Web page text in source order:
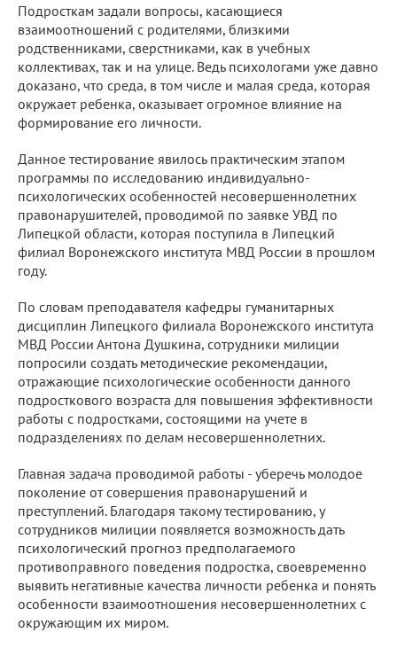
Подросткам задали вопросы, касающиеся
взаимоотношений с родителями, близкими
родственниками, сверстниками, как в учебных
коллективах, так и на улице. Ведь психологами уже давно
доказано, что среда, в том числе и малая среда, которая
окружает ребенка, оказывает огромное влияние на
формирование его личности.
Данное тестирование явилось практическим этапом
программы по исследованию индивидуально-
психологических особенностей несовершеннолетних
правонарушителей, проводимой по заявке УВД по
Липецкой области, которая поступила в Липецкий
филиал Воронежского института МВД России в прошлом
году.
По словам преподавателя кафедры гуманитарных
дисциплин Липецкого филиала Воронежского института
МВД России Антона Душкина, сотрудники милиции
попросили создать методические рекомендации,
отражающие психологические особенности данного
подросткового возраста для повышения эффективности
работы с подростками, состоящими на учете в
подразделениях по делам несовершеннолетних.
Главная задача проводимой работы - уберечь молодое
поколение от совершения правонарушений и
преступлений. Благодаря такому тестированию, у
сотрудников милиции появляется возможность дать
психологический прогноз предполагаемого
противоправного поведения подростка, своевременно
выявить негативные качества личности ребенка и понять
особенности взаимоотношения несовершеннолетних с
окружающим их миром.